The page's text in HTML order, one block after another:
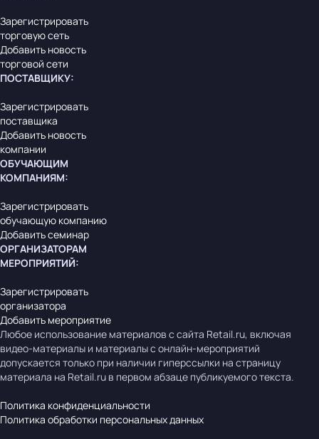
Зарегистрировать
торговую сеть
Добавить новость
торговой сети
ПОСТАВЩИКУ:
Зарегистрировать
поставщика
Добавить новость
компании
ОБУЧАЮЩИМ
КОМПАНИЯМ:
Зарегистрировать
обучающую компанию
Добавить семинар
ОРГАНИЗАТОРАМ
МЕРОПРИЯТИЙ:
Зарегистрировать
организатора
Добавить мероприятие
Любое использование материалов с сайта Retail.ru, включая
видео-материалы и материалы с онлайн-мероприятий
допускается только при наличии гиперссылки на страницу
материала на Retail.ru в первом абзаце публикуемого текста.
Политика конфиденциальности
Политика обработки персональных данных